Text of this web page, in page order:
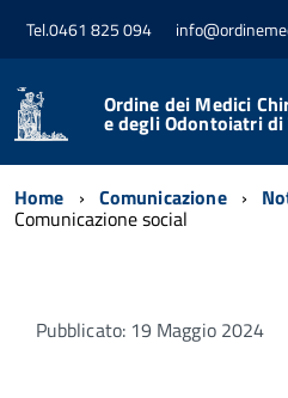
Tel.0461 825 094
Ordine dei Medici
e degli Odontoiatri di
Home Comunicazione
Comunicazione social
Pubblicato: 19 Maggio 2024